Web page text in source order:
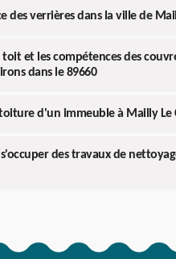
des verrières dans la ville de
toit et les compétences des
dans le 89660
d'un immeuble à Mailly Le
des travaux de